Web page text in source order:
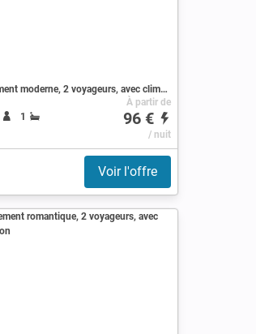
Appartement moderne, 2 voyageurs, avec climatisation
1
À partir de
96 €
/ nuit
Voir l'offre